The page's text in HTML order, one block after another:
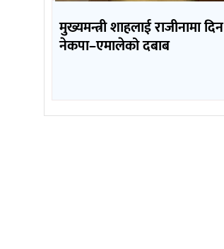
मुख्यमन्त्री शाहलाई राजीनामा दिन
नेकपा–एमालेको दबाब